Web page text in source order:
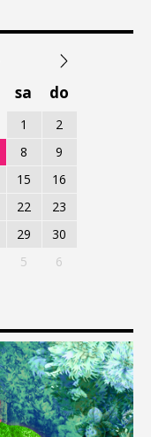
sa do
1
2
8
9
15
16
22
23
29
30
5 6